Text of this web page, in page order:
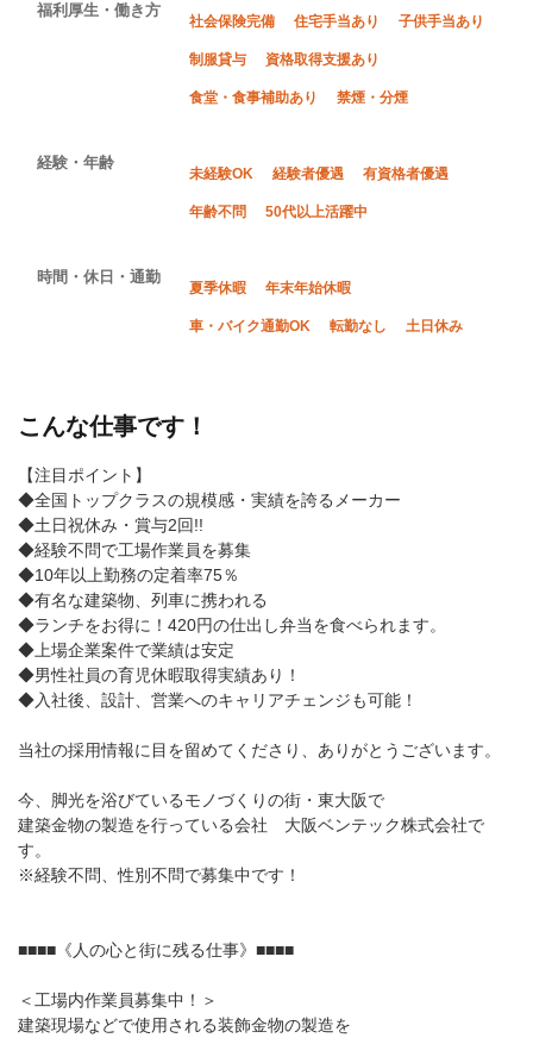
福利厚生・働き方
社会保険完備 住宅手当あり 子供手当あり
制服貸与 資格取得支援あり
食堂・食事補助あり 禁煙・分煙
経験・年齢
未経験OK 経験者優遇 有資格者優遇
年齢不問 50代以上活躍中
時間・休日・通勤
夏季休暇 年末年始休暇
車・バイク通勤OK 転勤なし 土日休み
こんな仕事です！
【注目ポイント】
◆全国トップクラスの規模感・実績を誇るメーカー
◆土日祝休み・賞与2回!!
◆経験不問で工場作業員を募集
◆10年以上勤務の定着率75％
◆有名な建築物、列車に携われる
◆ランチをお得に！420円の仕出し弁当を食べられます。
◆上場企業案件で業績は安定
◆男性社員の育児休暇取得実績あり！
◆入社後、設計、営業へのキャリアチェンジも可能！
当社の採用情報に目を留めてくださり、ありがとうございます。
今、脚光を浴びているモノづくりの街・東大阪で
建築金物の製造を行っている会社 大阪ベンテック株式会社で
す。
※経験不問、性別不問で募集中です！
■■■■《人の心と街に残る仕事》■■■■
＜工場内作業員募集中！＞
建築現場などで使用される装飾金物の製造を